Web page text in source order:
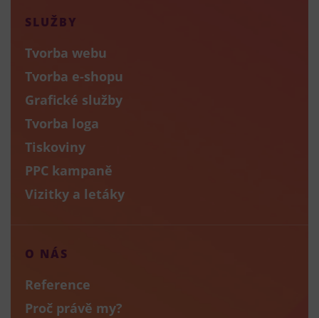
SLUŽBY
Tvorba webu
Tvorba e-shopu
Grafické služby
Tvorba loga
Tiskoviny
PPC kampaně
Vizitky a letáky
O NÁS
Reference
Proč právě my?